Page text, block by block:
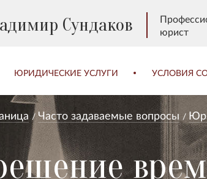
Сундаков
юрист
ЮРИДИЧЕСКИЕ УСЛУГИ УСЛОВИЯ
Часто задаваемые вопросы